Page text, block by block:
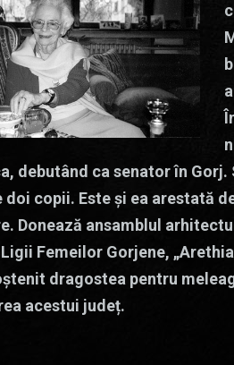
debutând ca senator în
doi copii. Este și ea arestată
Donează ansamblul
Femeilor Gorjene,
dragostea pentru
acestui județ.